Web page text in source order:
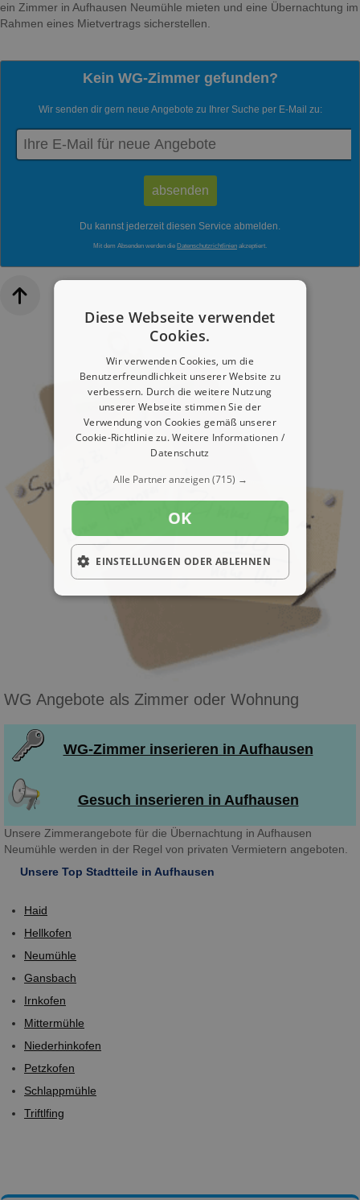
ein Zimmer in Aufhausen Neumühle mieten und eine Übernachtung im
Rahmen eines Mietvertrags sicherstellen.
Kein WG-Zimmer gefunden?
Wir senden dir gern neue Angebote zu Ihrer Suche per E-Mail zu:
Du kannst jederzeit diesen Service abmelden.
Mit dem Absenden werden die Datenschutzrichtlinien akzeptiert.
WG Angebote als Zimmer oder Wohnung
WG-Zimmer inserieren in Aufhausen
Gesuch inserieren in Aufhausen
Unsere Zimmerangebote für die Übernachtung in Aufhausen
Neumühle werden in der Regel von privaten Vermietern angeboten.
Unsere Top Stadtteile in Aufhausen
Haid
Hellkofen
Neumühle
Gansbach
Irnkofen
Mittermühle
Niederhinkofen
Petzkofen
Schlappmühle
Triftlfing
Diese Webseite verwendet
Cookies.
Wir verwenden Cookies, um die
Benutzerfreundlichkeit unserer Website zu
verbessern. Durch die weitere Nutzung
unserer Webseite stimmen Sie der
Verwendung von Cookies gemäß unserer
Cookie-Richtlinie zu.Weitere Informationen /
Datenschutz
Alle Partner anzeigen(715) →
OK
EINSTELLUNGEN ODER ABLEHNEN